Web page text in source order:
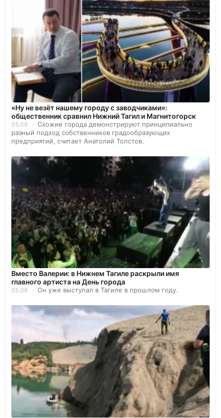
«Ну не везёт нашему городу с заводчиками»:
общественник сравнил Нижний Тагил и Магнитогорск
05.08
Схожие города демонстрируют принципиально
разный подход собственников градообразующих
предприятий, считает Анатолий Толстов.
Вместо Валерии: в Нижнем Тагиле раскрыли имя
главного артиста на День города
05.08 Он уже выступал в Тагиле в прошлом году.